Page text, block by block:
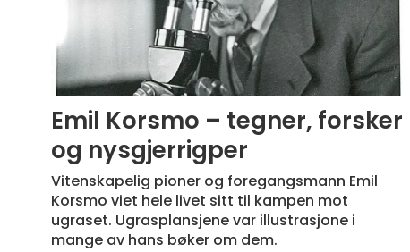
Emil Korsmo – tegner, forsker
og nysgjerrigper
Vitenskapelig pioner og foregangsmann Emil
Korsmo viet hele livet sitt til kampen mot
ugraset. Ugrasplansjene var illustrasjone i
mange av hans bøker om dem.